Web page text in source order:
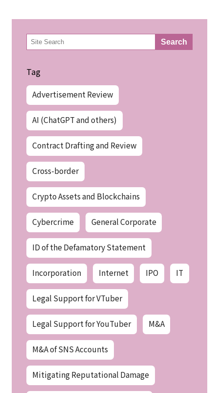
検
索 Search
Tag
Advertisement Review
AI (ChatGPT and others)
Contract Drafting and Review
Cross-border
Crypto Assets and Blockchains
Cybercrime General Corporate
ID of the Defamatory Statement
Incorporation Internet IPO IT
Legal Support for VTuber
Legal Support for YouTuber M&A
M&A of SNS Accounts
Mitigating Reputational Damage